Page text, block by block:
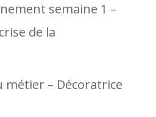
semaine 1 –
de la
métier – Décoratrice